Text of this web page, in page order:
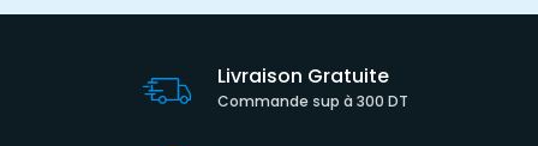
Livraison Gratuite
Commande sup à 300 DT